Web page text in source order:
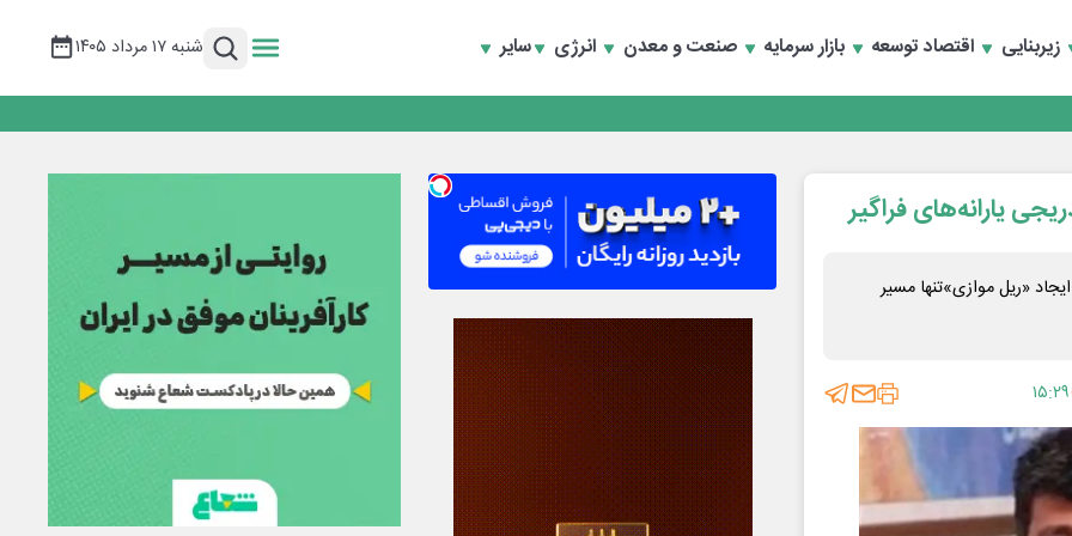
زیربنایی اقتصاد توسعه بازار سرمایه صنعت و معدن انرژی سایر شنبه ۱۷ مرداد ۱۴۰۵
مالی
تجارت و همگرایی منطقه‌ای
یارانه‌های فراگیر
«ریل موازی»تنها مسیر
۱۵:۲۹